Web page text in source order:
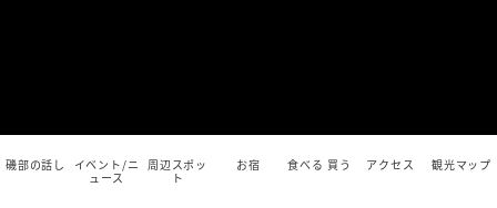
磯部の話し
イベント/ニ
ュース
周辺スポッ
ト
お宿 食べる 買う アクセス 観光マップ